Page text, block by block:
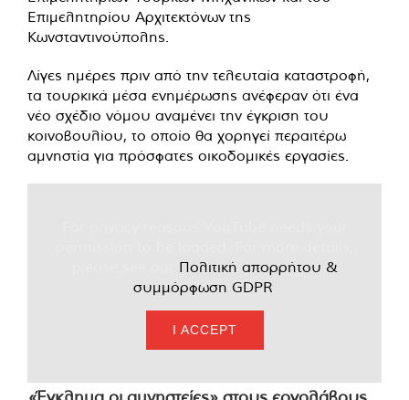
Επιμελητηρίου Αρχιτεκτόνων της
Κωνσταντινούπολης.
Λίγες ημέρες πριν από την τελευταία καταστροφή,
τα τουρκικά μέσα ενημέρωσης ανέφεραν ότι ένα
νέο σχέδιο νόμου αναμένει την έγκριση του
κοινοβουλίου, το οποίο θα χορηγεί περαιτέρω
αμνηστία για πρόσφατες οικοδομικές εργασίες.
Πολιτική απορρήτου &
συμμόρφωση GDPR
I ACCEPT